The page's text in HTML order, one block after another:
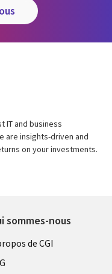
IT and business
are insights-driven and
on your investments.
sommes-nous
de CGI